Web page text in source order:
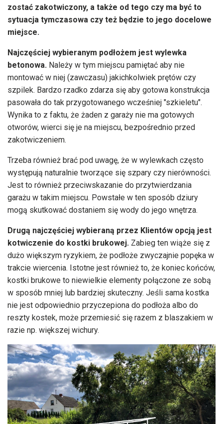
zostać zakotwiczony, a także od tego czy ma być to
sytuacja tymczasowa czy też będzie to jego docelowe
miejsce.
Najczęściej wybieranym podłożem jest wylewka
betonowa. Należy w tym miejscu pamiętać aby nie
montować w niej (zawczasu) jakichkolwiek prętów czy
szpilek. Bardzo rzadko zdarza się aby gotowa konstrukcja
pasowała do tak przygotowanego wcześniej "szkieletu".
Wynika to z faktu, że żaden z garaży nie ma gotowych
otworów, wierci się je na miejscu, bezpośrednio przed
zakotwiczeniem.
Trzeba również brać pod uwagę, że w wylewkach często
występują naturalnie tworzące się szpary czy nierówności.
Jest to również przeciwskazanie do przytwierdzania
garażu w takim miejscu. Powstałe w ten sposób dziury
mogą skutkować dostaniem się wody do jego wnętrza.
Drugą najczęściej wybieraną przez Klientów opcją jest
kotwiczenie do kostki brukowej. Zabieg ten wiąże się z
dużo większym ryzykiem, że podłoże zwyczajnie popęka w
trakcie wiercenia. Istotne jest również to, że koniec końców,
kostki brukowe to niewielkie elementy połączone ze sobą
w sposób mniej lub bardziej skuteczny. Jeśli sama kostka
nie jest odpowiednio przyczepiona do podłoża albo do
reszty kostek, może przemiesić się razem z blaszakiem w
razie np. większej wichury.